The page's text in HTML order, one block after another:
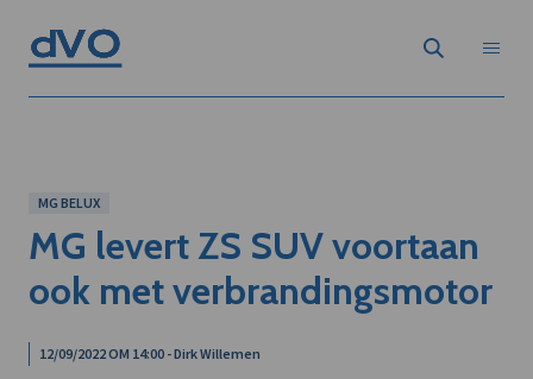
MG BELUX
MG levert ZS SUV voortaan
ook met verbrandingsmotor
12/09/2022 OM 14:00 - Dirk Willemen